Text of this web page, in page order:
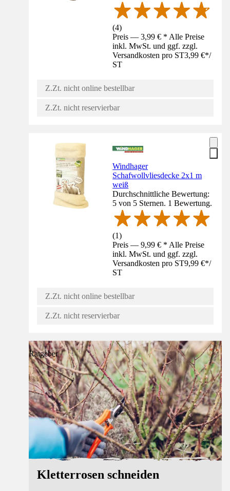
(4)
Preis — 3,99 € * Alle Preise
inkl. MwSt. und ggf. zzgl.
Versandkosten pro ST3,99 €*/
ST
Z.Zt. nicht online bestellbar
Z.Zt. nicht reservierbar
Windhager
Schafwollvliesdecke 2x1 m
weiß
Durchschnittliche Bewertung:
5 von 5 Sternen. 1 Bewertung.
(1)
Preis — 9,99 € * Alle Preise
inkl. MwSt. und ggf. zzgl.
Versandkosten pro ST9,99 €*/
ST
Z.Zt. nicht online bestellbar
Z.Zt. nicht reservierbar
Ratgeber
Kletterrosen schneiden